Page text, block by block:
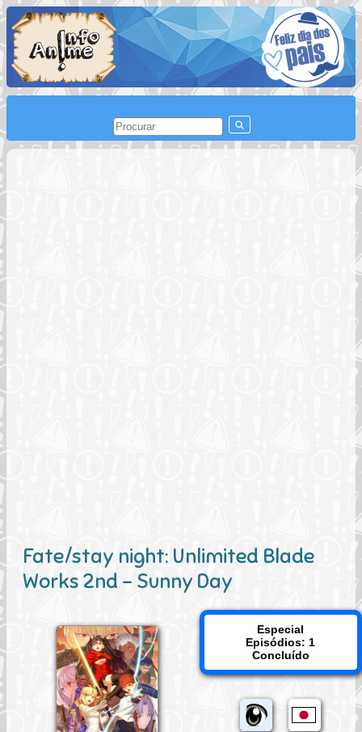
Fate/stay night: Unlimited Blade
Works 2nd - Sunny Day
Especial
Episódios: 1
Concluído